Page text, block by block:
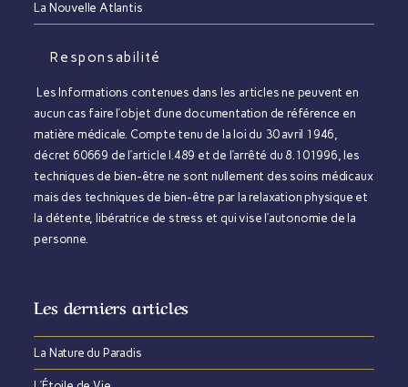
La Nouvelle Atlantis
Responsabilité
Les Informations contenues dans les articles ne peuvent en
aucun cas faire l’objet d’une documentation de référence en
matière médicale. Compte tenu de la loi du 30 avril 1946,
décret 60669 de l’article l.489 et de l’arrêté du 8.101996, les
techniques de bien-être ne sont nullement des soins médicaux
mais des techniques de bien-être par la relaxation physique et
la détente, libératrice de stress et qui vise l’autonomie de la
personne.
Les derniers articles
La Nature du Paradis​